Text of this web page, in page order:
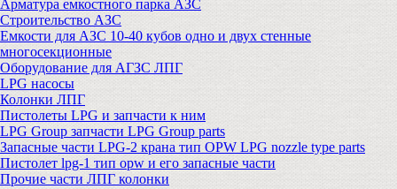
Арматура емкостного парка АЗС
Строительство АЗС
Емкости для АЗС 10-40 кубов одно и двух стенные
многосекционные
Оборудование для АГЗС ЛПГ
LPG насосы
Колонки ЛПГ
Пистолеты LPG и запчасти к ним
LPG Group запчасти LPG Group parts
Запасные части LPG-2 крана тип OPW LPG nozzle type parts
Пистолет lpg-1 тип opw и его запасные части
Прочие части ЛПГ колонки